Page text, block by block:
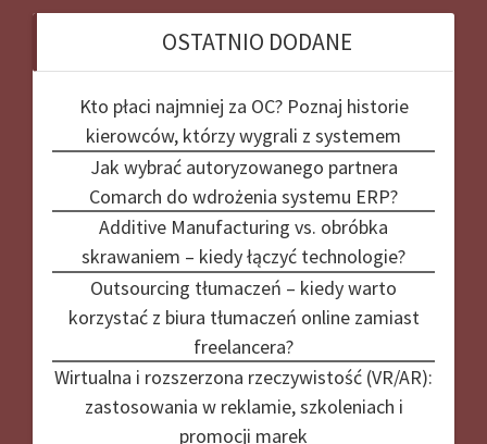
OSTATNIO DODANE
Kto płaci najmniej za OC? Poznaj historie
kierowców, którzy wygrali z systemem
Jak wybrać autoryzowanego partnera
Comarch do wdrożenia systemu ERP?
Additive Manufacturing vs. obróbka
skrawaniem – kiedy łączyć technologie?
Outsourcing tłumaczeń – kiedy warto
korzystać z biura tłumaczeń online zamiast
freelancera?
Wirtualna i rozszerzona rzeczywistość (VR/AR):
zastosowania w reklamie, szkoleniach i
promocji marek